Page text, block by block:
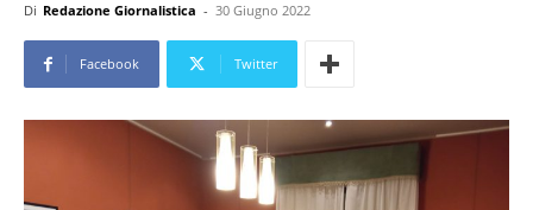
Di Redazione Giornalistica - 30 Giugno 2022
Facebook Twitter